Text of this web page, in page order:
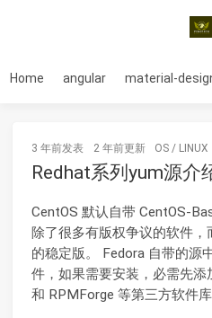
Home angular material-
3 年前发表 2 年前更新 OS / LINUX
Redhat系列yum源介
CentOS 默认自带 CentOS-
除了很多有版权争议的软件
的稳定版。 Fedora 自带的源
件，如果需要安装，必需先
和 RPMForge 等第三方软件库